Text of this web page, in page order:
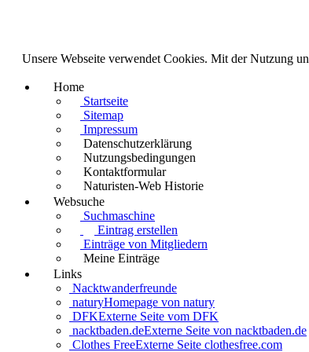
Unsere Webseite verwendet Cookies. Mit der Nutzung
Home
Startseite
Sitemap
Impressum
Datenschutzerklärung
Nutzungsbedingungen
Kontaktformular
Naturisten-Web Historie
Websuche
Suchmaschine
Eintrag erstellen
Einträge von Mitgliedern
Meine Einträge
Links
Nacktwanderfreunde
naturyHomepage von natury
DFKExterne Seite vom DFK
nacktbaden.deExterne Seite von nacktbaden.de
Clothes FreeExterne Seite clothesfree.com